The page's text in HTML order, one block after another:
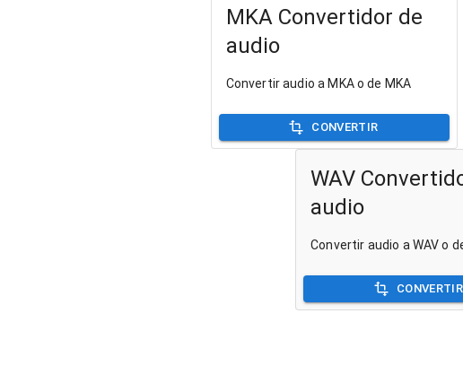
MKA Convertidor de
audio
Convertir audio a MKA o de MKA
CONVERTIR
WAV
audio
Convertir audio a WAV o
CONVERTIR